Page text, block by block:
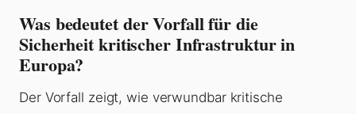
Was bedeutet der Vorfall für die
Sicherheit kritischer Infrastruktur in
Europa?
Der Vorfall zeigt, wie verwundbar kritische